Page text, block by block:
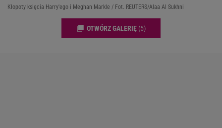
Kłopoty księcia Harry'ego i Meghan Markle / Fot. REUTERS/Alaa Al Sukhni
OTWÓRZ GALERIĘ (5)